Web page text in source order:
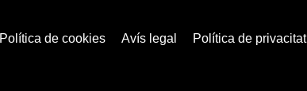
Política de cookies Avís legal Política de privacitat